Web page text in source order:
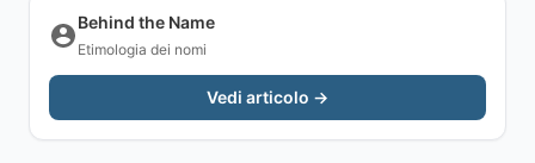
Behind the Name
Etimologia dei nomi
Vedi articolo →